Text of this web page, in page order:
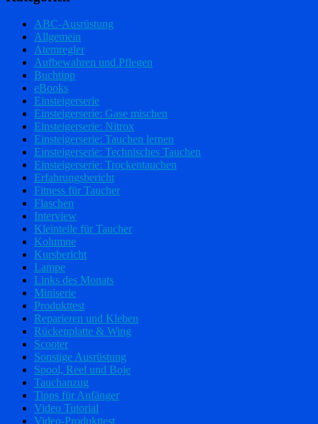
ABC-Ausrüstung
Allgemein
Atemregler
Aufbewahren und Pflegen
Buchtipp
eBooks
Einsteigerserie
Einsteigerserie: Gase mischen
Einsteigerserie: Nitrox
Einsteigerserie: Tauchen lernen
Einsteigerserie: Technisches Tauchen
Einsteigerserie: Trockentauchen
Erfahrungsbericht
Fitness für Taucher
Flaschen
Interview
Kleinteile für Taucher
Kolumne
Kursbericht
Lampe
Links des Monats
Miniserie
Produkttest
Reparieren und Kleben
Rückenplatte & Wing
Scooter
Sonstige Ausrüstung
Spool, Reel und Boje
Tauchanzug
Tipps für Anfänger
Video Tutorial
Video-Produkttest